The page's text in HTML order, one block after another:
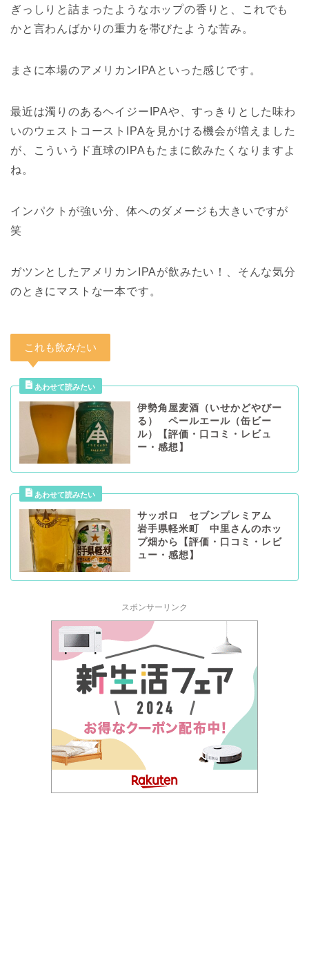
ぎっしりと詰まったようなホップの香りと、これでも
かと言わんばかりの重力を帯びたような苦み。
まさに本場のアメリカンIPAといった感じです。
最近は濁りのあるヘイジーIPAや、すっきりとした味わ
いのウェストコーストIPAを見かける機会が増えました
が、こういうド直球のIPAもたまに飲みたくなりますよ
ね。
インパクトが強い分、体へのダメージも大きいですが
笑
ガツンとしたアメリカンIPAが飲みたい！、そんな気分
のときにマストな一本です。
これも飲みたい
伊勢角屋麦酒（いせかどやびー
る） ペールエール（缶ビー
ル）【評価・口コミ・レビュ
ー・感想】
サッポロ セブンプレミアム
岩手県軽米町 中里さんのホッ
プ畑から【評価・口コミ・レビ
ュー・感想】
スポンサーリンク